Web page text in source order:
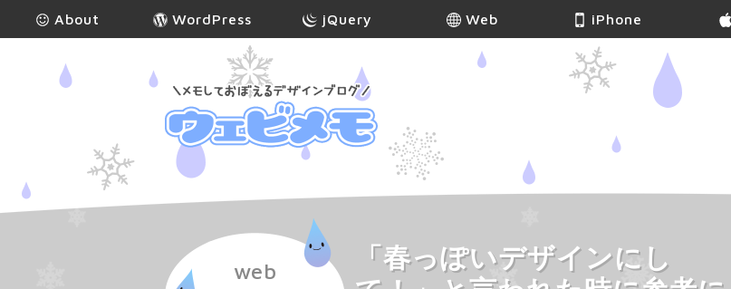
About WordPress jQuery Web iPhone
web
「春っぽいデザインにし